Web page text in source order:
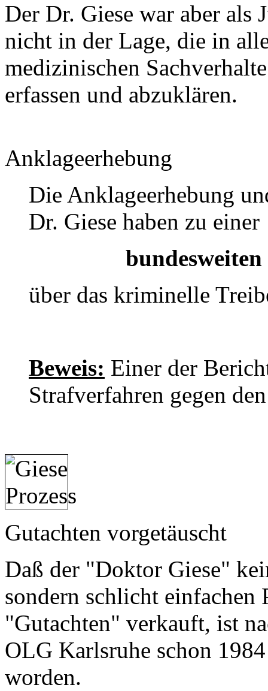
Der Dr. Giese war aber als
nicht in der Lage, die in
medizinischen
erfassen und abzuklären.
Anklageerhebung
Die Anklageerhebung
Dr. Giese haben zu einer
über das kriminelle
Beweis: Einer der
Strafverfahren gegen
Gutachten vorgetäuscht
Daß der "Doktor Giese"
sondern schlicht einfachen
"Gutachten" verkauft, ist
OLG Karlsruhe schon
worden.